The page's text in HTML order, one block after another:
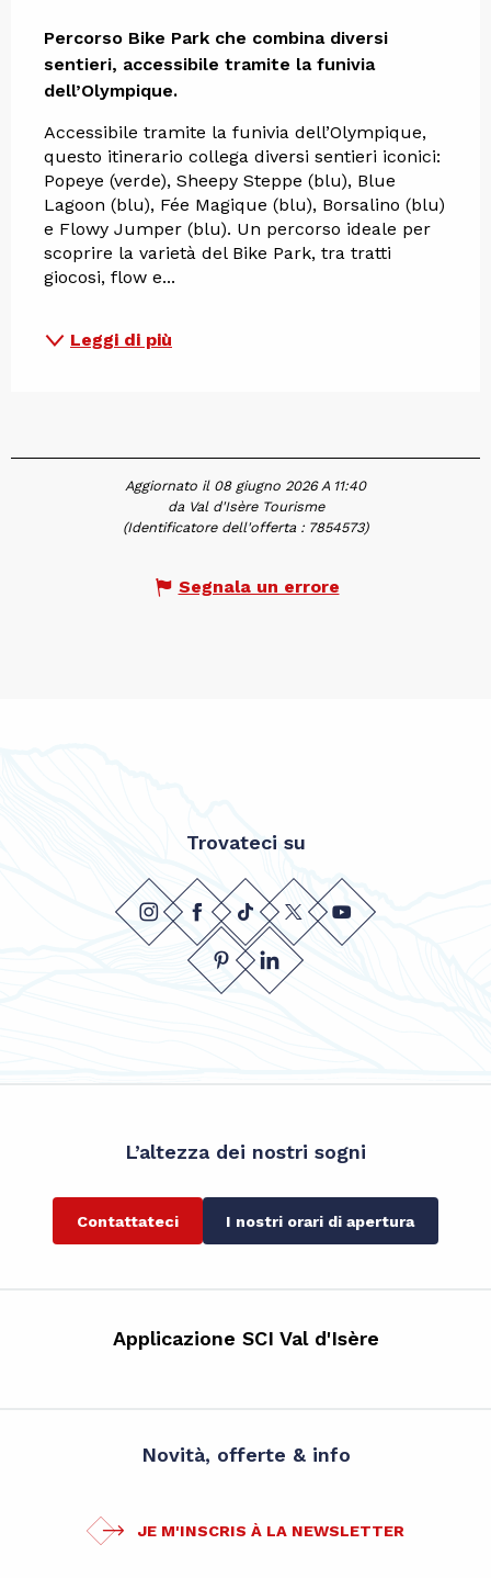
Percorso Bike Park che combina diversi
sentieri, accessibile tramite la funivia
dell’Olympique.
Accessibile tramite la funivia dell’Olympique,
questo itinerario collega diversi sentieri iconici:
Popeye (verde), Sheepy Steppe (blu), Blue
Lagoon (blu), Fée Magique (blu), Borsalino (blu)
e Flowy Jumper (blu). Un percorso ideale per
scoprire la varietà del Bike Park, tra tratti
giocosi, flow e...
Leggi di più
Aggiornato il 08 giugno 2026 A 11:40
da Val d'Isère Tourisme
(Identificatore dell'offerta : 7854573)
Segnala un errore
Trovateci su
L’altezza dei nostri sogni
Contattateci I nostri orari di apertura
Applicazione SCI Val d'Isère
Novità, offerte & info
JE M'INSCRIS À LA NEWSLETTER